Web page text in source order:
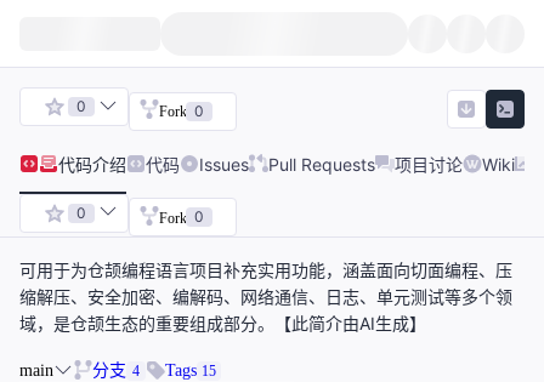
0 Fork 0
代码介绍 代码 Issues Pull Requests 项目讨论 Wiki
0 Fork 0
可用于为仓颉编程语言项目补充实用功能，涵盖面向切面编程、压
缩解压、安全加密、编解码、网络通信、日志、单元测试等多个领
域，是仓颉生态的重要组成部分。【此简介由AI生成】
main 分支 4 Tags 15